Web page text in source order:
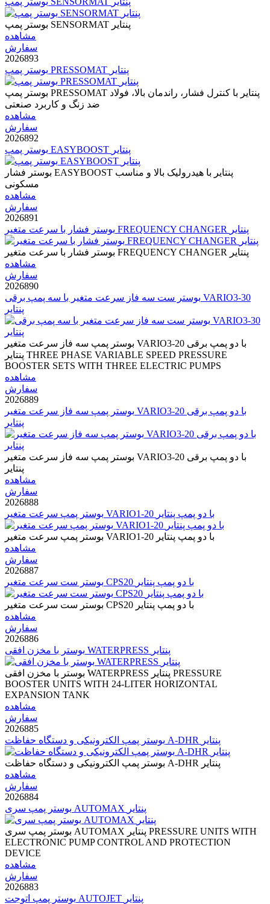
بوستر پمپ SENSORMAT پنتایر
مشاهده
سفارش
2026893
بوستر پمپ PRESSOMAT پنتایر
بوستر پمپ PRESSOMAT پنتایر با کنترل فشار، راندمان بالا، فولاد
ضد زنگ و کاربرد صنعتی
مشاهده
سفارش
2026892
بوستر پمپ EASYBOOST پنتایر
بوستر فشار EASYBOOST پنتایر با هیدرولیک بالا و مناسب
مسکونی
مشاهده
سفارش
2026891
بوستر فشار با سرعت متغیر FREQUENCY CHANGER پنتایر
بوستر فشار با سرعت متغیر FREQUENCY CHANGER پنتایر
مشاهده
سفارش
2026890
بوستر ست سه فاز سرعت متغیر با سه پمپ برقی VARIO3-30
پنتایر
بوستر پمپ سه فاز سرعت متغیر VARIO3-20 با دو پمپ برقی
پنتایر THREE PHASE VARIABLE SPEED PRESSURE
BOOSTER SETS WITH THREE ELECTRIC PUMPS
مشاهده
سفارش
2026889
بوستر پمپ سه فاز سرعت متغیر VARIO3-20 با دو پمپ برقی
پنتایر
بوستر پمپ سه فاز سرعت متغیر VARIO3-20 با دو پمپ برقی
پنتایر
مشاهده
سفارش
2026888
بوستر پمپ سرعت متغیر VARIO1-20 با دو پمپ پنتایر
بوستر پمپ سرعت متغیر VARIO1-20 با دو پمپ پنتایر
مشاهده
سفارش
2026887
بوستر ست سرعت متغیر CPS20 با دو پمپ پنتایر
بوستر ست سرعت متغیر CPS20 با دو پمپ پنتایر
مشاهده
سفارش
2026886
بوستر با مخزن افقی WATERPRESS پنتایر
بوستر با مخزن افقی WATERPRESS پنتایر PRESSURE
BOOSTER UNITS WITH 24-LITER HORIZONTAL
EXPANSION TANK
مشاهده
سفارش
2026885
بوستر پمپ الکترونیکی و دستگاه حفاظت A-DHR پنتایر
بوستر پمپ الکترونیکی و دستگاه حفاظت A-DHR پنتایر
مشاهده
سفارش
2026884
بوستر پمپ سری AUTOMAX پنتایر
بوستر پمپ سری AUTOMAX پنتایر PRESSURE UNITS WITH
ELECTRONIC PUMP CONTROL AND PROTECTION
DEVICE
مشاهده
سفارش
2026883
بوستر پمپ اتوجت AUTOJET پنتایر